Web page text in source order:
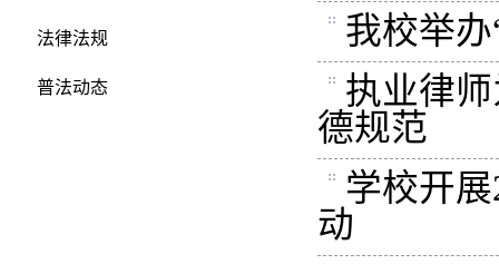
法律法规
普法动态
我校举
执业律
德规范
学校开
动